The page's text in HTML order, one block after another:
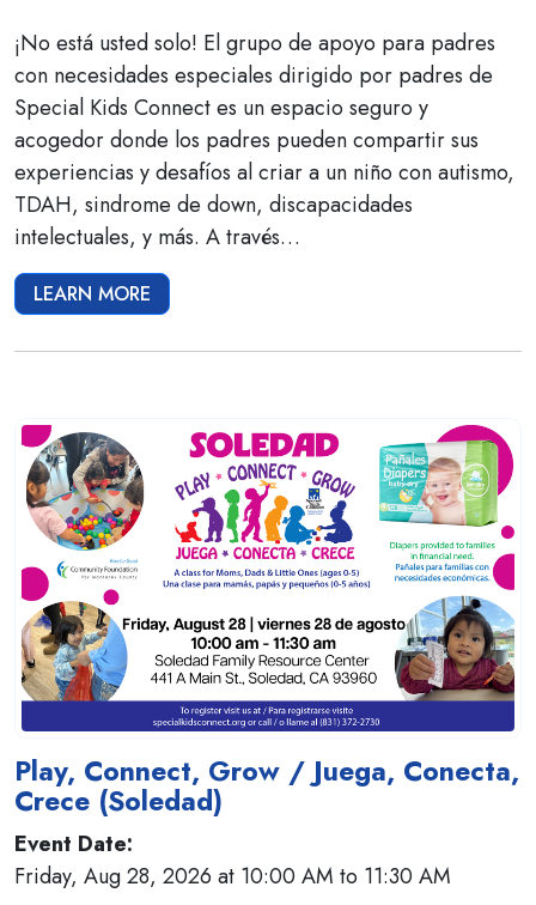
¡No está usted solo! El grupo de apoyo para padres
con necesidades especiales dirigido por padres de
Special Kids Connect es un espacio seguro y
acogedor donde los padres pueden compartir sus
experiencias y desafíos al criar a un niño con autismo,
TDAH, sindrome de down, discapacidades
intelectuales, y más. A través…
LEARN MORE
Play, Connect, Grow / Juega, Conecta,
Crece (Soledad)
Event Date:
Friday, Aug 28, 2026 at 10:00 AM to 11:30 AM